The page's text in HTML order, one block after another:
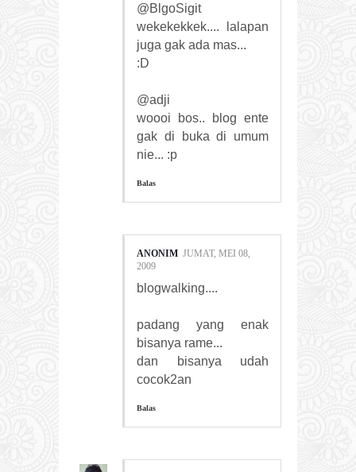
@BlgoSigit
wekekekkek.... lalapan
juga gak ada mas...
:D
@adji
woooi bos.. blog ente
gak di buka di umum
nie... :p
Balas
ANONIM JUMAT, MEI 08,
2009
blogwalking....
padang yang enak
bisanya rame...
dan bisanya udah
cocok2an
Balas